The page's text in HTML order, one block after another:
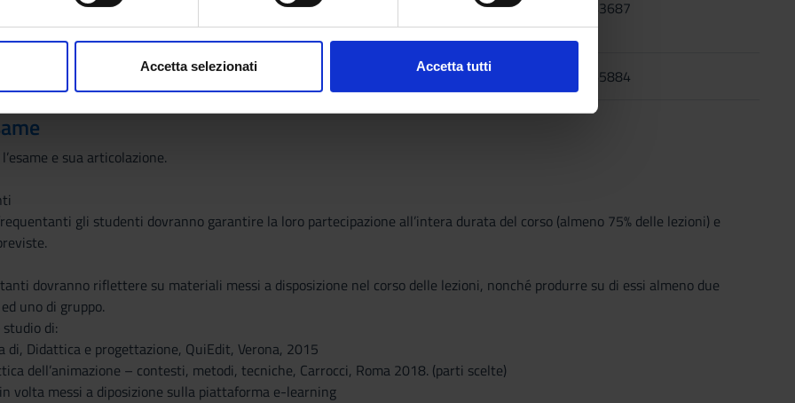
in qualsiasi momento dalla Dichiarazione sui cookie.
e social media, i quali potrebbero combinarle con altre informazioni che hai fornito loro o
Accetta selezionati Accetta tutti
Didattica e progettazione (Edizione
1)
2015 9788864643687
L'educazione difficile (Edizione 1) 2009 9788874665884
e sua articolazione.
gli studenti dovranno garantire la loro partecipazione all’intera durata del corso (almeno 75% delle lezioni) e
dovranno riflettere su materiali messi a disposizione nel corso delle lezioni, nonché produrre su di essi almeno due
uno di gruppo.
di:
di, Didattica e progettazione, QuiEdit, Verona, 2015
dell’animazione – contesti, metodi, tecniche, Carrocci, Roma 2018. (parti scelte)
volta messi a diposizione sulla piattaforma e-learning